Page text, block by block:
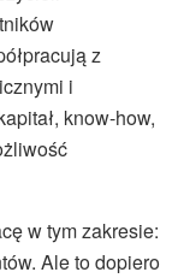
z
i
know-how,
w tym zakresie:
Ale to dopiero